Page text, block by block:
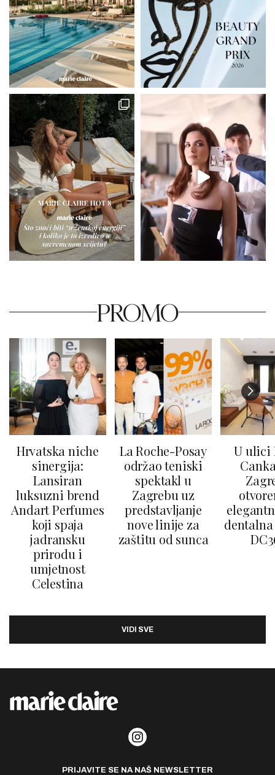
PROMO
Hrvatska niche
sinergija:
Lansiran
luksuzni brend
Andart Perfumes
koji spaja
jadransku
prirodu i
umjetnost
Celestina
La Roche-Posay
održao teniski
spektakl u
Zagrebu uz
predstavljanje
nove linije za
zaštitu od sunca
U ulici
VIDI SVE
PRIJAVITE SE NA NAŠ NEWSLETTER